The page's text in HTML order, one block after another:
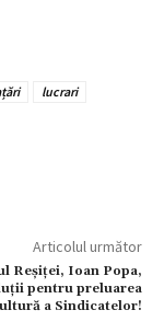
lucrari
Articolul următor
Reșiței, Ioan Popa,
pentru preluarea
a Sindicatelor!